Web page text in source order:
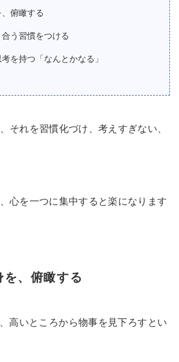
俯瞰する
う習慣をつける
を持つ「なんとかなる」
それを習慣化づけ、考えすぎない、
心を一つに集中すると楽になります
、俯瞰する
高いところから物事を見下ろすとい